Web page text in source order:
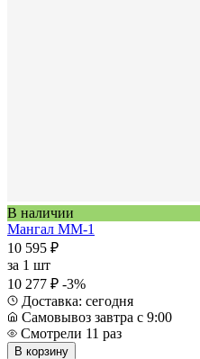
В наличии
Мангал ММ-1
10 595 ₽
за 1 шт
10 277 ₽ -3%
Доставка: сегодня
Самовывоз завтра с 9:00
Смотрели 11 раз
В корзину